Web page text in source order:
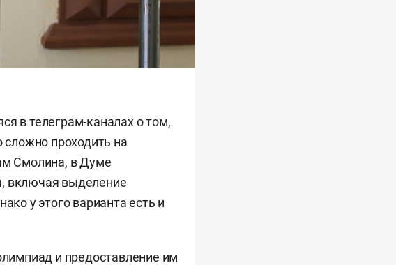
в телеграм-каналах о том,
проходить на
Смолина, в Думе
включая выделение
у этого варианта есть и
и предоставление им